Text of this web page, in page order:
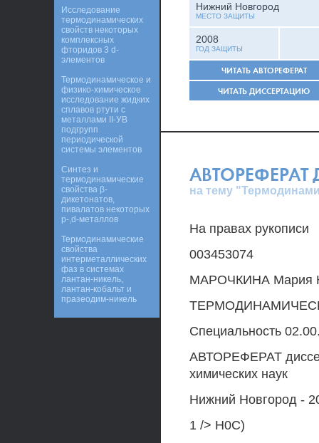
Нижний Новгород
МЕСТО ЗАЩИТЫ
2008
ГОД ЗАЩИТЫ
ЧИТАТЬ АВТОРЕФЕРАТ
ЧИТАТЬ ДИССЕРТАЦИЮ
АВТОРЕФЕРАТ
на тему
На правах рукописи
003453074
МАРОЧКИНА Мария
Специальность
АВТОРЕФЕРАТ
химических наук
Нижний Новгород -
1 /> Н0С)
Исследование
термодинамических
свойств некоторых
комплексных
фторидов 3 d-
элементов
Термодинамическое и
физико-химическое
исследование жидких
сплавов ртути с
металлами II-УВ
подгрупп
периодической
системы элементов
Синтез и
термодинамические
свойства β-
дикетонатов,
пивалатов некоторых
p-,d-металлов
Термодинамические
свойства
интерметаллических
фаз в системах
лантан-никель,
лантан-кобальт и
празеодим-никель